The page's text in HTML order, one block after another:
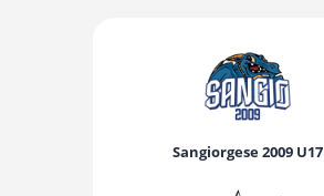
Sangiorgese 2009 U17